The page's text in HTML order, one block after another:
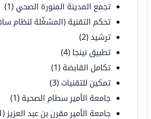
تجمع المدينة المنورة الصحي (1)
تحكم التقنية (المشغّلة لنظام
ترشيد(2)
تطبيق نينجا (4)
تكامل القابضة (1)
تمكين للتقنيات (3)
جامعة الأمير سطام الصحية (1)
جامعة الأمير مقرن بن عبد العزيز (1)